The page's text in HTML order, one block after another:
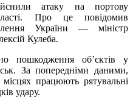
атаку на портову
Про це повідомив
України — міністр
Кулеба.
пошкодження об’єктів у
За попередніми даними,
працюють рятувальні
удару.